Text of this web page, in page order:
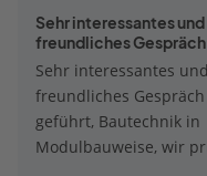
Sehr interessantes und
freundliches
Sehr interessantes und
freundliches Gespräch
geführt, Bautechnik in
Modulbauweise, wir